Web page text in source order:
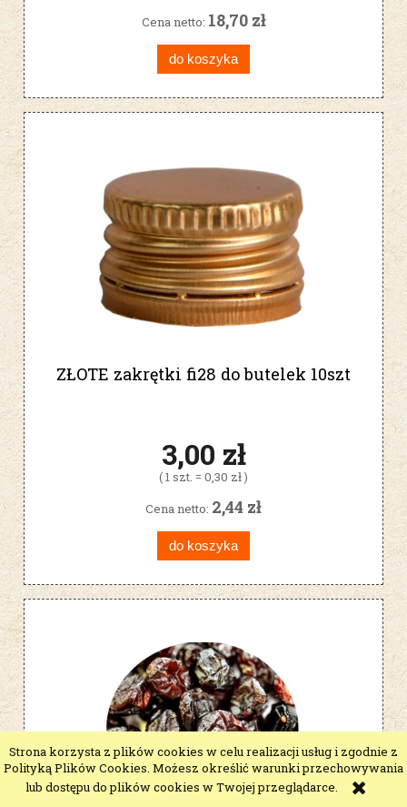
Strona korzysta z plików cookies w celu realizacji usług i zgodnie z
Polityką Plików Cookies. Możesz określić warunki przechowywania
lub dostępu do plików cookies w Twojej przeglądarce.
Cena netto: 18,70 zł
do koszyka
ZŁOTE zakrętki fi28 do butelek 10szt
3,00 zł
( 1 szt. = 0,30 zł )
Cena netto: 2,44 zł
do koszyka